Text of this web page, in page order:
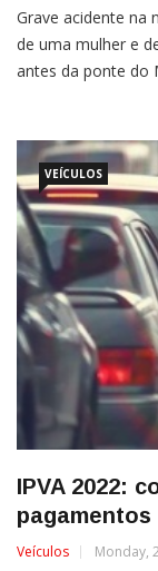
Grave acidente na
de uma mulher e
antes da ponte do
VEÍCULOS
IPVA 2022:
Veículos Monday,